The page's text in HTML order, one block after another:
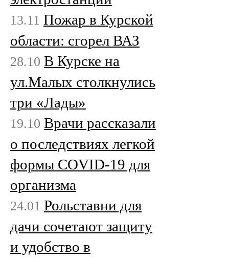
13.11 Пожар в Курской
области: сгорел ВАЗ
28.10 В Курске на
ул.Малых столкнулись
три «Лады»
19.10 Врачи рассказали
о последствиях легкой
формы COVID-19 для
организма
24.01 Рольставни для
дачи сочетают защиту
и удобство в